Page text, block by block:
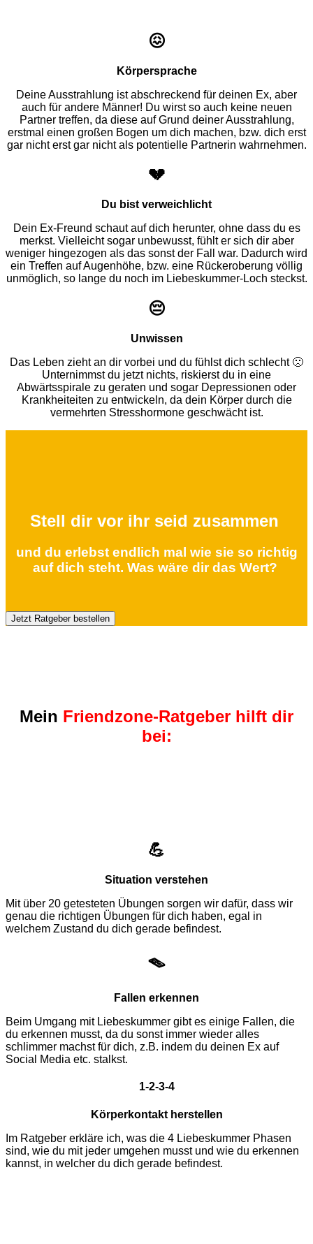
😖
Körpersprache
Deine Ausstrahlung ist abschreckend für deinen Ex, aber
auch für andere Männer! Du wirst so auch keine neuen
Partner treffen, da diese auf Grund deiner Ausstrahlung,
erstmal einen großen Bogen um dich machen, bzw. dich erst
gar nicht erst gar nicht als potentielle Partnerin wahrnehmen.
💔
Du bist verweichlicht
Dein Ex-Freund schaut auf dich herunter, ohne dass du es
merkst. Vielleicht sogar unbewusst, fühlt er sich dir aber
weniger hingezogen als das sonst der Fall war. Dadurch wird
ein Treffen auf Augenhöhe, bzw. eine Rückeroberung völlig
unmöglich, so lange du noch im Liebeskummer-Loch steckst.
😔
Unwissen
Das Leben zieht an dir vorbei und du fühlst dich schlecht 🙁
Unternimmst du jetzt nichts, riskierst du in eine
Abwärtsspirale zu geraten und sogar Depressionen oder
Krankheiteiten zu entwickeln, da dein Körper durch die
vermehrten Stresshormone geschwächt ist.
Stell dir vor ihr seid zusammen
und du erlebst endlich mal wie sie so richtig
auf dich steht. Was wäre dir das Wert?
Jetzt Ratgeber bestellen
Mein Friendzone-Ratgeber hilft dir
bei:
💪
Situation verstehen
Mit über 20 getesteten Übungen sorgen wir dafür, dass wir
genau die richtigen Übungen für dich haben, egal in
welchem Zustand du dich gerade befindest.
🪤
Fallen erkennen
Beim Umgang mit Liebeskummer gibt es einige Fallen, die
du erkennen musst, da du sonst immer wieder alles
schlimmer machst für dich, z.B. indem du deinen Ex auf
Social Media etc. stalkst.
1-2-3-4
Körperkontakt herstellen
Im Ratgeber erkläre ich, was die 4 Liebeskummer Phasen
sind, wie du mit jeder umgehen musst und wie du erkennen
kannst, in welcher du dich gerade befindest.